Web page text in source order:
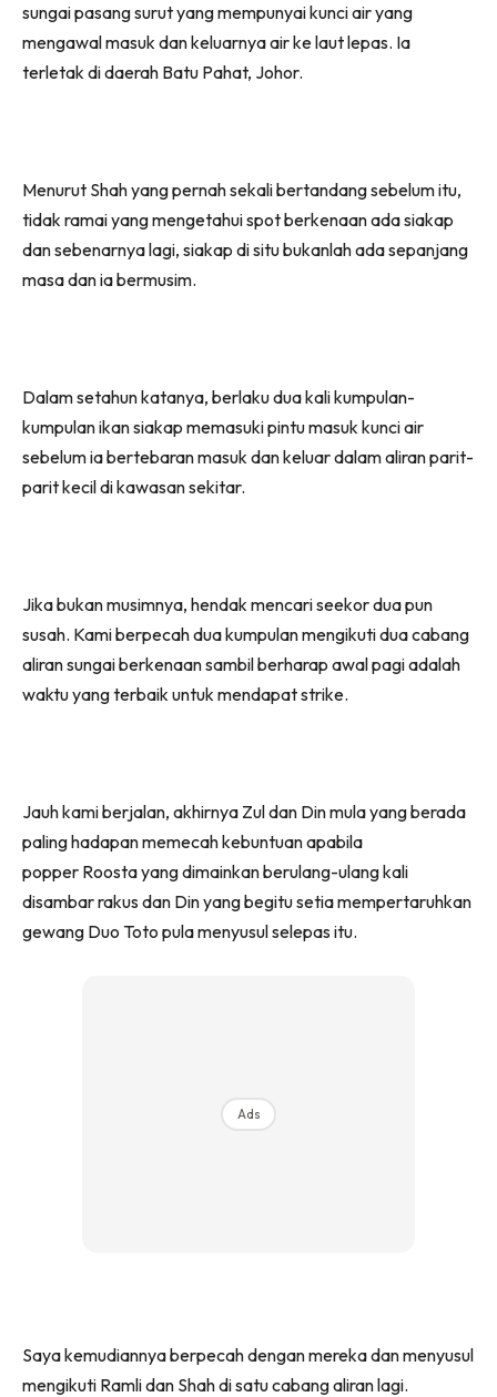
sungai pasang surut yang mempunyai kunci air yang
mengawal masuk dan keluarnya air ke laut lepas. Ia
terletak di daerah Batu Pahat, Johor.
Menurut Shah yang pernah sekali bertandang sebelum itu,
tidak ramai yang mengetahui spot berkenaan ada siakap
dan sebenarnya lagi, siakap di situ bukanlah ada sepanjang
masa dan ia bermusim.
Dalam setahun katanya, berlaku dua kali kumpulan-
kumpulan ikan siakap memasuki pintu masuk kunci air
sebelum ia bertebaran masuk dan keluar dalam aliran parit-
parit kecil di kawasan sekitar.
Jika bukan musimnya, hendak mencari seekor dua pun
susah. Kami berpecah dua kumpulan mengikuti dua cabang
aliran sungai berkenaan sambil berharap awal pagi adalah
waktu yang terbaik untuk mendapat strike.
Jauh kami berjalan, akhirnya Zul dan Din mula yang berada
paling hadapan memecah kebuntuan apabila
popper Roosta yang dimainkan berulang-ulang kali
disambar rakus dan Din yang begitu setia mempertaruhkan
gewang Duo Toto pula menyusul selepas itu.
Ads
Saya kemudiannya berpecah dengan mereka dan menyusul
mengikuti Ramli dan Shah di satu cabang aliran lagi.